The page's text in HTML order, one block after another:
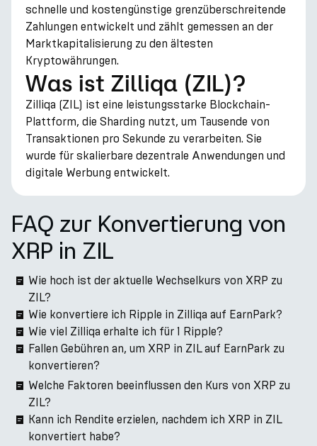
schnelle und kostengünstige grenzüberschreitende
Zahlungen entwickelt und zählt gemessen an der
Marktkapitalisierung zu den ältesten
Kryptowährungen.
Was ist Zilliqa (ZIL)?
Zilliqa (ZIL) ist eine leistungsstarke Blockchain-
Plattform, die Sharding nutzt, um Tausende von
Transaktionen pro Sekunde zu verarbeiten. Sie
wurde für skalierbare dezentrale Anwendungen und
digitale Werbung entwickelt.
FAQ zur Konvertierung von
XRP in ZIL
Wie hoch ist der aktuelle Wechselkurs von XRP zu
ZIL?
Wie konvertiere ich Ripple in Zilliqa auf EarnPark?
Wie viel Zilliqa erhalte ich für 1 Ripple?
Fallen Gebühren an, um XRP in ZIL auf EarnPark zu
konvertieren?
Welche Faktoren beeinflussen den Kurs von XRP zu
ZIL?
Kann ich Rendite erzielen, nachdem ich XRP in ZIL
konvertiert habe?